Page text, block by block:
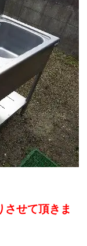
させて頂きま